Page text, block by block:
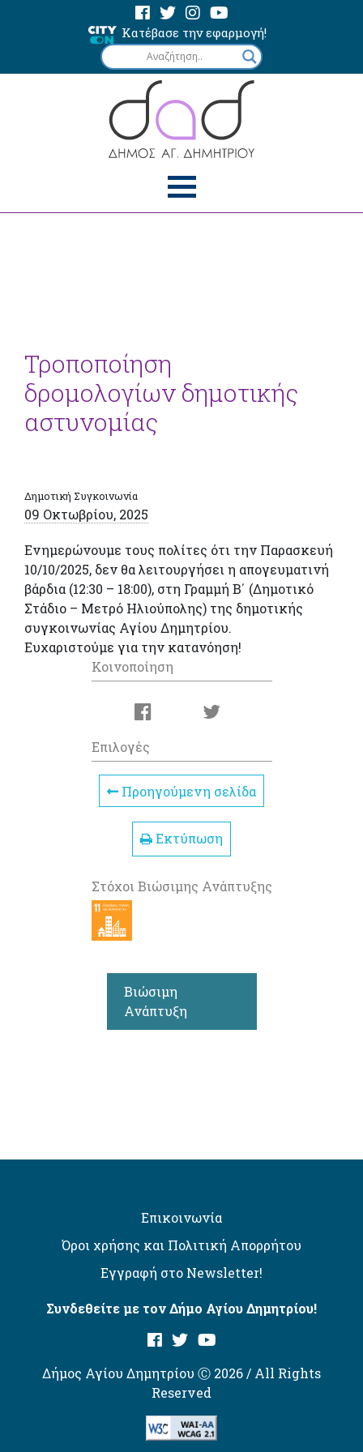
Κατέβασε την εφαρμογή!
Τροποποίηση
δρομολογίων δημοτικής
αστυνομίας
Δημοτική Συγκοινωνία
09 Οκτωβρίου, 2025
Ενημερώνουμε τους πολίτες ότι την Παρασκευή
10/10/2025, δεν θα λειτουργήσει η απογευματινή
βάρδια (12:30 – 18:00), στη Γραμμή Β΄ (Δημοτικό
Στάδιο – Μετρό Ηλιούπολης) της δημοτικής
συγκοινωνίας Αγίου Δημητρίου.
Ευχαριστούμε για την κατανόηση!
Κοινοποίηση
Επιλογές
Προηγούμενη σελίδα
Εκτύπωση
Στόχοι Βιώσιμης Ανάπτυξης
Βιώσιμη
Ανάπτυξη
Επικοινωνία
Όροι χρήσης και Πολιτική Απορρήτου
Εγγραφή στο Newsletter!
Συνδεθείτε με τον Δήμο Αγίου Δημητρίου!
Δήμος Αγίου Δημητρίου Ⓒ 2026 / All Rights
Reserved